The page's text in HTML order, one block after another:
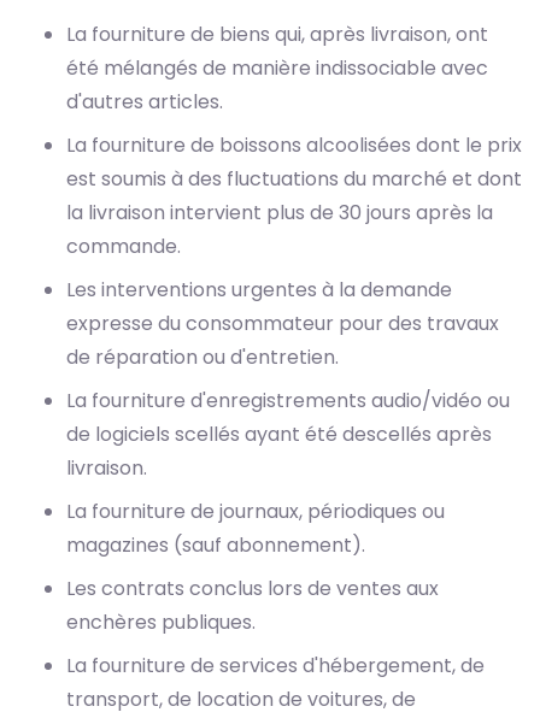
La fourniture de biens qui, après livraison, ont
été mélangés de manière indissociable avec
d'autres articles.
La fourniture de boissons alcoolisées dont le prix
est soumis à des fluctuations du marché et dont
la livraison intervient plus de 30 jours après la
commande.
Les interventions urgentes à la demande
expresse du consommateur pour des travaux
de réparation ou d'entretien.
La fourniture d'enregistrements audio/vidéo ou
de logiciels scellés ayant été descellés après
livraison.
La fourniture de journaux, périodiques ou
magazines (sauf abonnement).
Les contrats conclus lors de ventes aux
enchères publiques.
La fourniture de services d'hébergement, de
transport, de location de voitures, de